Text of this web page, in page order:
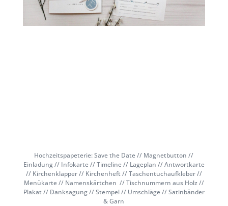
Hochzeitspapeterie: Save the Date // Magnetbutton //
Einladung // Infokarte // Timeline // Lageplan // Antwortkarte
// Kirchenklapper // Kirchenheft // Taschentuchaufkleber //
Menükarte // Namenskärtchen // Tischnummern aus Holz //
Plakat // Danksagung // Stempel // Umschläge // Satinbänder
& Garn